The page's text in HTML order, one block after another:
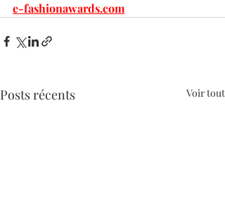
e-fashionawards.com
Posts récents Voir tout